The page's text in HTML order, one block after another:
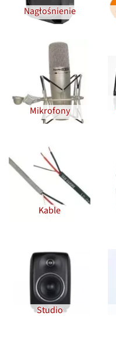
Nagłośnienie
Mikrofony
Kable
Studio